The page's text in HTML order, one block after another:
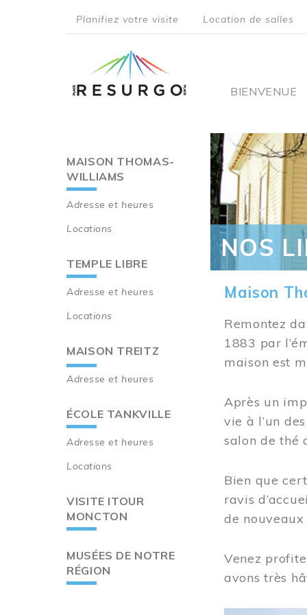
menu
Planifiez votre visite Location de salles
Main
BIENVENUE
Main
navigation
MAISON THOMAS-
WILLIAMS
Adresse et heures
Locations
TEMPLE LIBRE
Adresse et heures
Locations
MAISON TREITZ
Adresse et heures
ÉCOLE TANKVILLE
Adresse et heures
Locations
VISITE ITOUR
MONCTON
MUSÉES DE NOTRE
RÉGION
NOS
Maison
Remontez
1883 par
maison est
Après un
vie à l’un
salon de thé
Bien que
ravis
de
Venez
avons très